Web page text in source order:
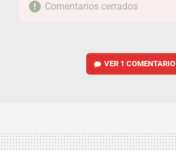
Comentarios cerrados
VER 1 COMENTARIO